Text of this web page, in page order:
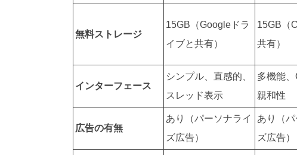
無料ストレージ
15GB（Googleドラ
イブと共有）
15GB（
共有）
インターフェース
シンプル、直感的、
スレッド表示
多機能
親和性
広告の有無
あり（パーソナライ
ズ広告）
あり（
ズ広告）